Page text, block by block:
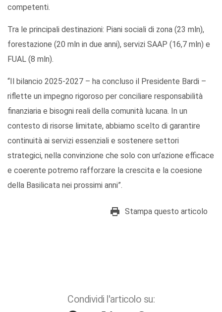
competenti.
Tra le principali destinazioni: Piani sociali di zona (23 mln),
forestazione (20 mln in due anni), servizi SAAP (16,7 mln) e
FUAL (8 mln).
“Il bilancio 2025-2027 – ha concluso il Presidente Bardi –
riflette un impegno rigoroso per conciliare responsabilità
finanziaria e bisogni reali della comunità lucana. In un
contesto di risorse limitate, abbiamo scelto di garantire
continuità ai servizi essenziali e sostenere settori
strategici, nella convinzione che solo con un’azione efficace
e coerente potremo rafforzare la crescita e la coesione
della Basilicata nei prossimi anni”.
Stampa questo articolo
Condividi l'articolo su: